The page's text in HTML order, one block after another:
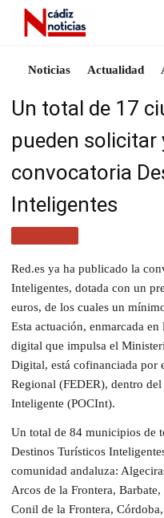
Noticias Actualidad
Un total de 17
pueden solicitar
convocatoria
Inteligentes
Red.es ya ha publicado la
Inteligentes, dotada con un
euros, de los cuales un
Esta actuación, enmarcada
digital que impulsa el
Digital, está cofinanciada por
Regional (FEDER), dentro
Inteligente (POCInt).
Un total de 84 municipios de
Destinos Turísticos
comunidad andaluza:
Arcos de la Frontera,
Conil de la Frontera,